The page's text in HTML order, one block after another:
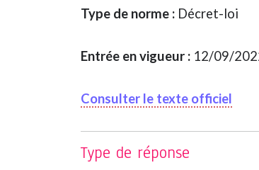
Type de norme : Décret-loi
Entrée en vigueur : 12/09/
Consulter le texte officiel
Type de réponse